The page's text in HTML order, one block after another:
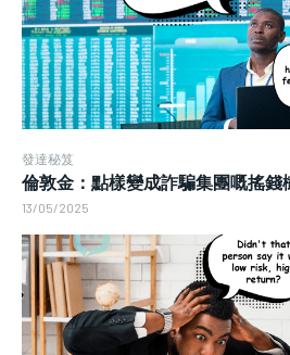
發達秘笈
倫敦金：點樣變成詐騙集團嘅搖錢
13/05/2025